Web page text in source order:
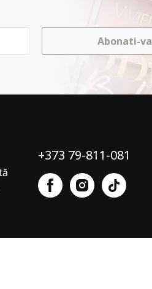
Abonati-va
+373 79-811-081